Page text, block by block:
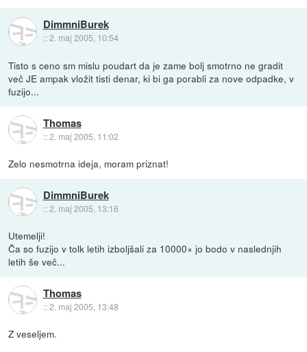
DimmniBurek
::2. maj 2005, 10:54
Tisto s ceno sm mislu poudart da je zame bolj smotrno ne gradit
več JE ampak vložit tisti denar, ki bi ga porabli za nove odpadke, v
fuzijo...
Thomas
::2. maj 2005, 11:02
Zelo nesmotrna ideja, moram priznat!
DimmniBurek
::2. maj 2005, 13:16
Utemelji!
Ča so fuzijo v tolk letih izboljšali za 10000× jo bodo v naslednjih
letih še več...
Thomas
::2. maj 2005, 13:48
Z veseljem.